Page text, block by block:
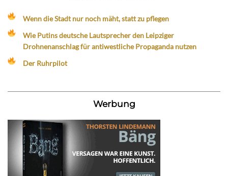
Wenn die Stadt nur noch mäht, statt zu pflegen
Wie Putins deutsche Lautsprecher den Leipziger
Drohnenanschlag für antiwestliche Propaganda nutzen
Der Ruhrpilot
Werbung